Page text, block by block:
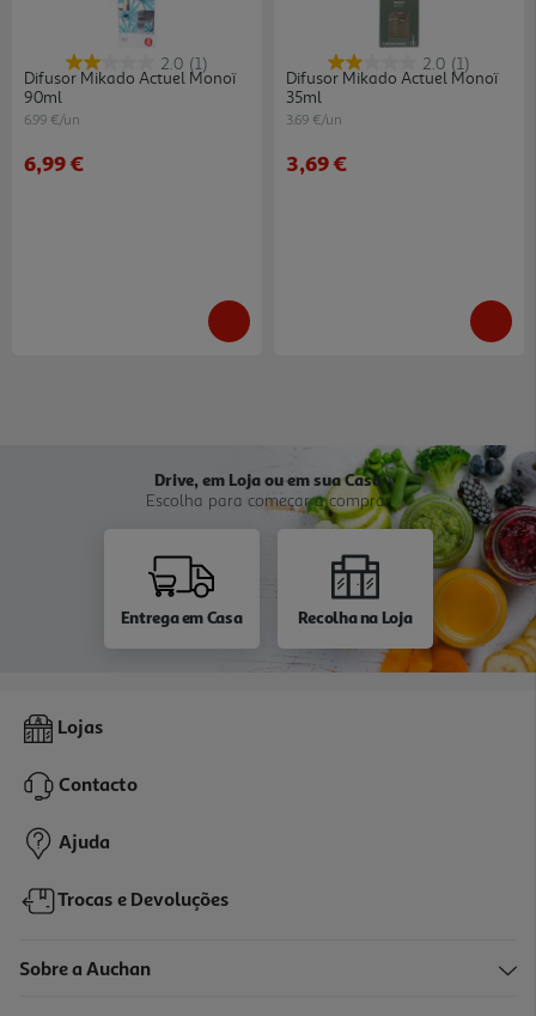
2.0 (1)
Difusor Mikado Actuel Monoï
90ml
6.99 €/un
6,99 €
2.0 (1)
Difusor Mikado Actuel Monoï
35ml
3.69 €/un
3,69 €
Drive, em Loja ou em sua Casa
Escolha para começar a comprar
Entrega em Casa Recolha na Loja
Lojas
Contacto
Ajuda
Trocas e Devoluções
Sobre a Auchan